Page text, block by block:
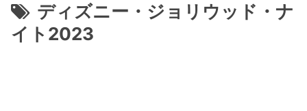
ディズニー・ジョリウッド・ナ
イト2023